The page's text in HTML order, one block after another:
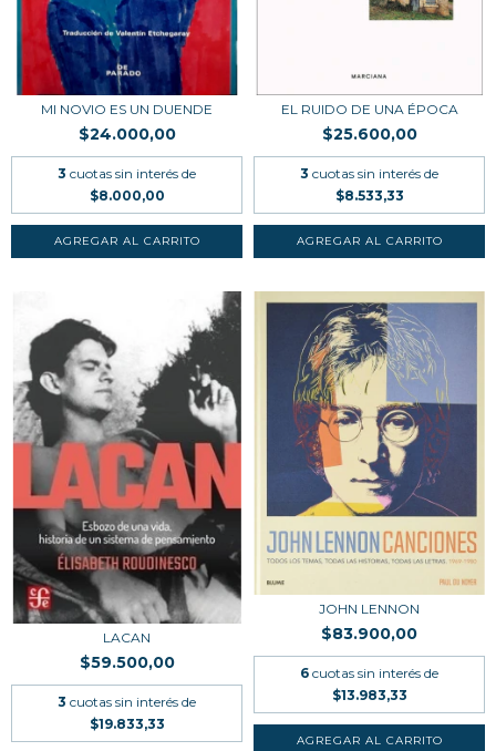
MI NOVIO ES UN DUENDE
$24.000,00
3 cuotas sin interés de
$8.000,00
EL RUIDO DE UNA ÉPOCA
$25.600,00
3 cuotas sin interés de
$8.533,33
LACAN
$59.500,00
3 cuotas sin interés de
$19.833,33
JOHN LENNON
$83.900,00
6 cuotas sin interés de
$13.983,33